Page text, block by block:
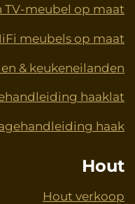
TV-meubel op maat
meubels op maat
& keukeneilanden
haaklat
haak
Hout
Hout verkoop